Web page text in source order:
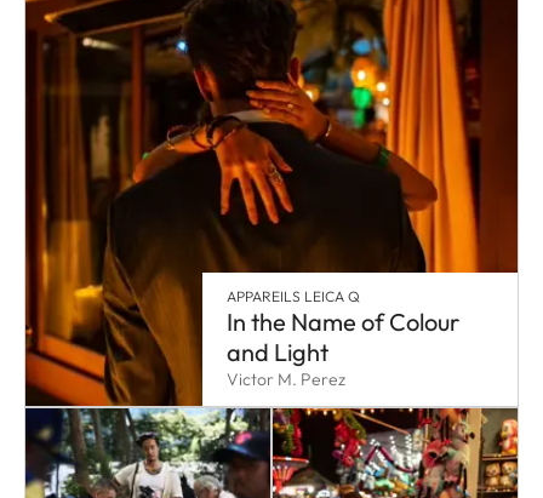
APPAREILS LEICA Q
In the Name of Colour
and Light
Victor M. Perez